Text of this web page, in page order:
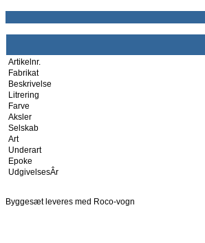
Artikelnr.
Fabrikat
Beskrivelse
Litrering
Farve
Aksler
Selskab
Art
Underart
Epoke
UdgivelsesÂr
Byggesæt leveres med Roco-vogn